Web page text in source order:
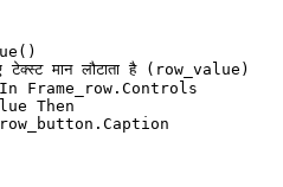
मान लौटाता है (row_value)
Frame_row.Controls
Then